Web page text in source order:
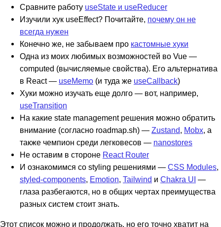
Сравните работу useState и useReducer
Изучили хук useEffect? Почитайте, почему он не
всегда нужен
Конечно же, не забываем про кастомные хуки
Одна из моих любимых возможностей во Vue —
computed (вычисляемые свойства). Его альтернатива
в React — useMemo (и туда же useCallback)
Хуки можно изучать еще долго — вот, например,
useTransition
На какие state management решения можно обратить
внимание (согласно roadmap.sh) — Zustand, Mobx, а
также чемпион среди легковесов — nanostores
Не оставим в стороне React Router
И ознакомимся со styling решениями — CSS Modules,
styled-components, Emotion, Tailwind и Chakra UI —
глаза разбегаются, но в общих чертах преимущества
разных систем стоит знать.
Этот список можно и продолжать, но его точно хватит на